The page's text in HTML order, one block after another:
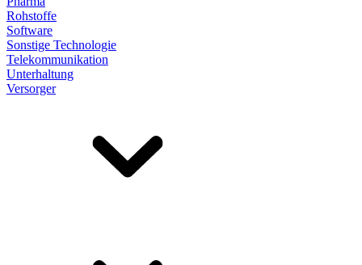
Rohstoffe
Software
Sonstige Technologie
Telekommunikation
Unterhaltung
Versorger